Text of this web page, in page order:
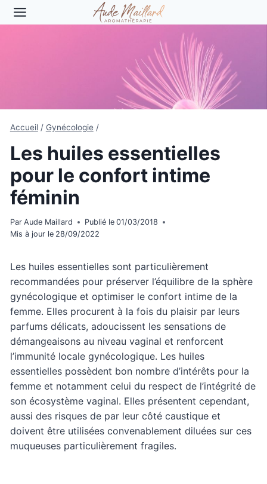
Aller
au
Accueil / Gynécologie /
Les huiles essentielles
pour le confort intime
féminin
Par Aude Maillard Publié le 01/03/2018
Mis à jour le 28/09/2022
Les huiles essentielles sont particulièrement
recommandées pour préserver l’équilibre de la sphère
gynécologique et optimiser le confort intime de la
femme. Elles procurent à la fois du plaisir par leurs
parfums délicats, adoucissent les sensations de
démangeaisons au niveau vaginal et renforcent
l’immunité locale gynécologique. Les huiles
essentielles possèdent bon nombre d’intérêts pour la
femme et notamment celui du respect de l’intégrité de
son écosystème vaginal. Elles présentent cependant,
aussi des risques de par leur côté caustique et
doivent être utilisées convenablement diluées sur ces
muqueuses particulièrement fragiles.